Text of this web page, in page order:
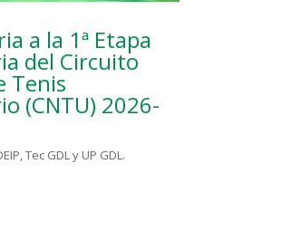
a la 1ª Etapa
del Circuito
Tenis
(CNTU) 2026-
Tec GDL y UP GDL.